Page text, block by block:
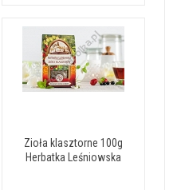
Zioła klasztorne 100g
Herbatka Leśniowska